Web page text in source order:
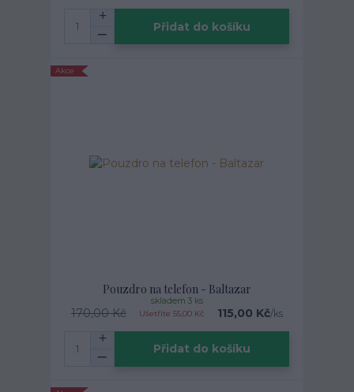
Přidat do košíku
Akce
Pouzdro na telefon - Baltazar
170,00 Kč Ušetříte 55,00 Kč 115,00 Kč/ks
skladem 3 ks
Přidat do košíku